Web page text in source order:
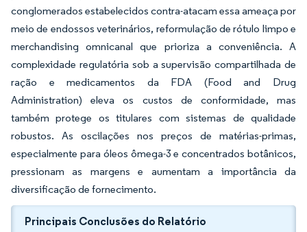
conglomerados estabelecidos contra-atacam essa ameaça por
meio de endossos veterinários, reformulação de rótulo limpo e
merchandising omnicanal que prioriza a conveniência. A
complexidade regulatória sob a supervisão compartilhada de
ração e medicamentos da FDA (Food and Drug
Administration) eleva os custos de conformidade, mas
também protege os titulares com sistemas de qualidade
robustos. As oscilações nos preços de matérias-primas,
especialmente para óleos ômega-3 e concentrados botânicos,
pressionam as margens e aumentam a importância da
diversificação de fornecimento.
Principais Conclusões do Relatório